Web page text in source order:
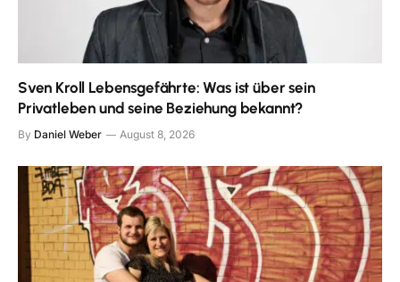
Sven Kroll Lebensgefährte: Was ist über sein
Privatleben und seine Beziehung bekannt?
By Daniel Weber August 8, 2026